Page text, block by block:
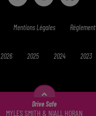
Drive Safe
MYLES SMITH & NIALL HORAN
Mentions Légales Réglement
2026 2025 2024 2023